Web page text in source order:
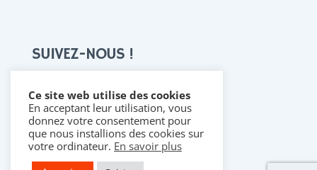
SUIVEZ-NOUS !

Ce site web utilise des cookies
En acceptant leur utilisation, vous
donnez votre consentement pour
que nous installions des cookies sur
votre ordinateur. En savoir plus